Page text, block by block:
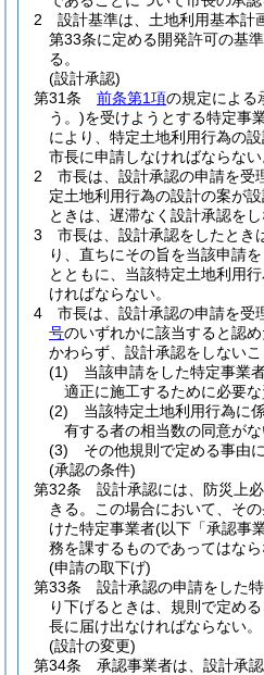
2
設計基準は、土地利用基本計
第33条に定める開発許可の基
る。
(設計承認)
第31条
前条第1項の規定による
う。)を受けようとする特定事
により、特定土地利用行為の
市長に申請しなければならない
2
市長は、設計承認の申請を受
定土地利用行為の設計の案が
ときは、遅滞なく設計承認をし
3
市長は、設計承認をしたとき
り、直ちにその旨を当該申請
とともに、当該特定土地利用
ければならない。
4
市長は、設計承認の申請を受
号のいずれかに該当すると認め
かわらず、設計承認をしないこ
(1)
当該申請をした特定事業
適正に施工するために必要
(2)
当該特定土地利用行為に
有する者の相当数の同意がな
(3)
その他規則で定める事由
(承認の条件)
第32条
設計承認には、防災上
きる。
この場合において、そ
けた特定事業者(以下「承認事
務を課するものであってはなら
(申請の取下げ)
第33条
設計承認の申請をした
り下げるときは、規則で定め
長に届け出なければならない。
(設計の変更)
第34条
承認事業者は、設計承